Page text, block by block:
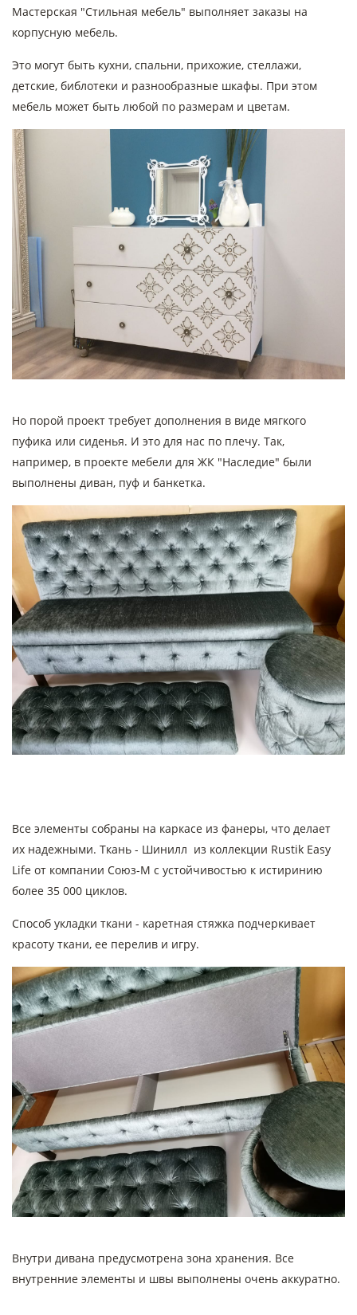
Мастерская "Стильная мебель" выполняет заказы на
корпусную мебель.
Это могут быть кухни, спальни, прихожие, стеллажи,
детские, библотеки и разнообразные шкафы. При этом
мебель может быть любой по размерам и цветам.
Но порой проект требует дополнения в виде мягкого
пуфика или сиденья. И это для нас по плечу. Так,
например, в проекте мебели для ЖК "Наследие" были
выполнены диван, пуф и банкетка.
Все элементы собраны на каркасе из фанеры, что делает
их надежными. Ткань - Шинилл из коллекции Rustik Easy
Life от компании Союз-М с устойчивостью к истиринию
более 35 000 циклов.
Способ укладки ткани - каретная стяжка подчеркивает
красоту ткани, ее перелив и игру.
Внутри дивана предусмотрена зона хранения. Все
внутренние элементы и швы выполнены очень аккуратно.